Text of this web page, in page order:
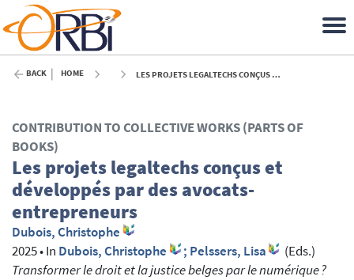
BACK HOME LES PROJETS LEGALTECHS CONÇUS ET DÉVELOPPÉS PAR DES AVOCATS-ENTREPRENEURS - 2025
CONTRIBUTION TO COLLECTIVE WORKS (PARTS OF
BOOKS)
Les projets legaltechs conçus et
développés par des avocats-
entrepreneurs
Dubois, Christophe
2025•In Dubois, Christophe ; Pelssers, Lisa
(Eds.)
Transformer le droit et la justice belges par le numérique ?